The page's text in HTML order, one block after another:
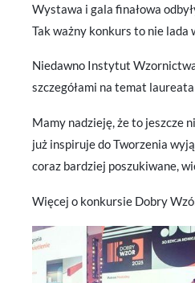
Wystawa i gala finałowa
Tak ważny konkurs to nie lada
Niedawno Instytut
szczegółami na temat laureata
Mamy nadzieję, że to jeszcze
już inspiruje do Tworzenia
coraz bardziej poszukiwane,
Więcej o konkursie Dobry